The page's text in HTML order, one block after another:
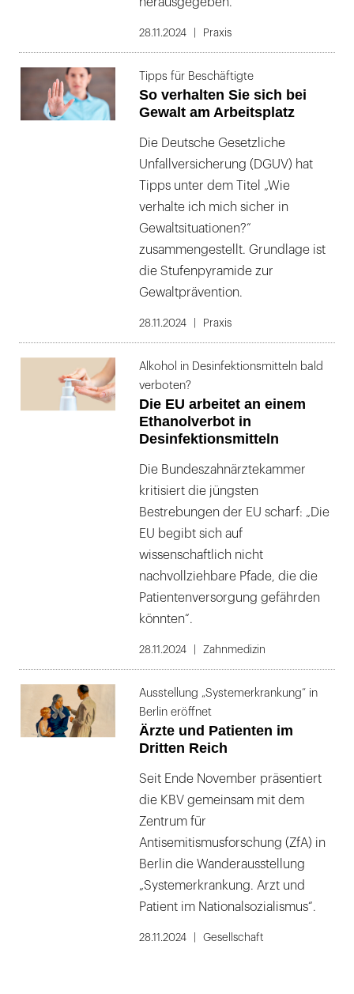
28.11.2024 Praxis
Tipps für Beschäftigte
So verhalten Sie sich bei
Gewalt am Arbeitsplatz
Die Deutsche Gesetzliche
Unfallversicherung (DGUV) hat
Tipps unter dem Titel „Wie
verhalte ich mich sicher in
Gewaltsituationen?“
zusammengestellt. Grundlage ist
die Stufenpyramide zur
Gewaltprävention.
28.11.2024 Praxis
Alkohol in Desinfektionsmitteln bald
verboten?
Die EU arbeitet an einem
Ethanolverbot in
Desinfektionsmitteln
Die Bundeszahnärztekammer
kritisiert die jüngsten
Bestrebungen der EU scharf: „Die
EU begibt sich auf
wissenschaftlich nicht
nachvollziehbare Pfade, die die
Patientenversorgung gefährden
könnten“.
28.11.2024 Zahnmedizin
Ausstellung „Systemerkrankung“ in
Berlin eröffnet
Ärzte und Patienten im
Dritten Reich
Seit Ende November präsentiert
die KBV gemeinsam mit dem
Zentrum für
Antisemitismusforschung (ZfA) in
Berlin die Wanderausstellung
„Systemerkrankung. Arzt und
Patient im Nationalsozialismus“.
28.11.2024 Gesellschaft